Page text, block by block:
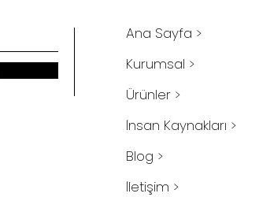
Ana Sayfa >
Kurumsal >
Ürünler >
İnsan Kaynakları >
Blog >
İletişim >